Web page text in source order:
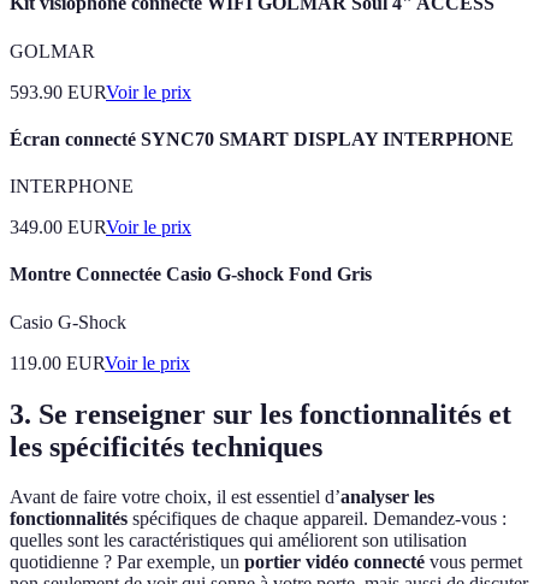
GOLMAR
593.90 EURVoir le prix
Écran connecté SYNC70 SMART DISPLAY INTERPHONE
INTERPHONE
349.00 EURVoir le prix
Montre Connectée Casio G-shock Fond Gris
Casio G-Shock
119.00 EURVoir le prix
3. Se renseigner sur les fonctionnalités et
les spécificités techniques
Avant de faire votre choix, il est essentiel d’analyser les
fonctionnalités spécifiques de chaque appareil. Demandez-vous :
quelles sont les caractéristiques qui améliorent son utilisation
quotidienne ? Par exemple, un portier vidéo connecté vous permet